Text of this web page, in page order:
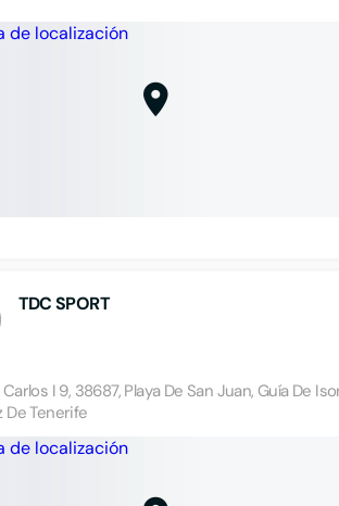
TDC SPORT
I 9, 38687, Playa De San Juan, Guía De
De Tenerife